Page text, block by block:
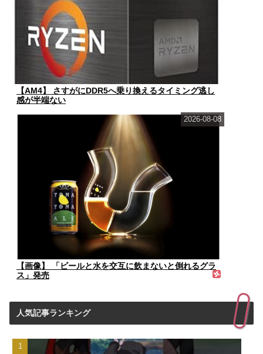
【AM4】 さすがにDDR5へ乗り換えるタイミング逃し
感が半端ない
【画像】 「ビールと水を交互に飲まないと倒れるグラ
ス」発売
2026-08-08
人気記事ランキング